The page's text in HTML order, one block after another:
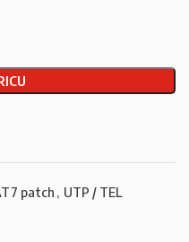
patch , UTP / TEL